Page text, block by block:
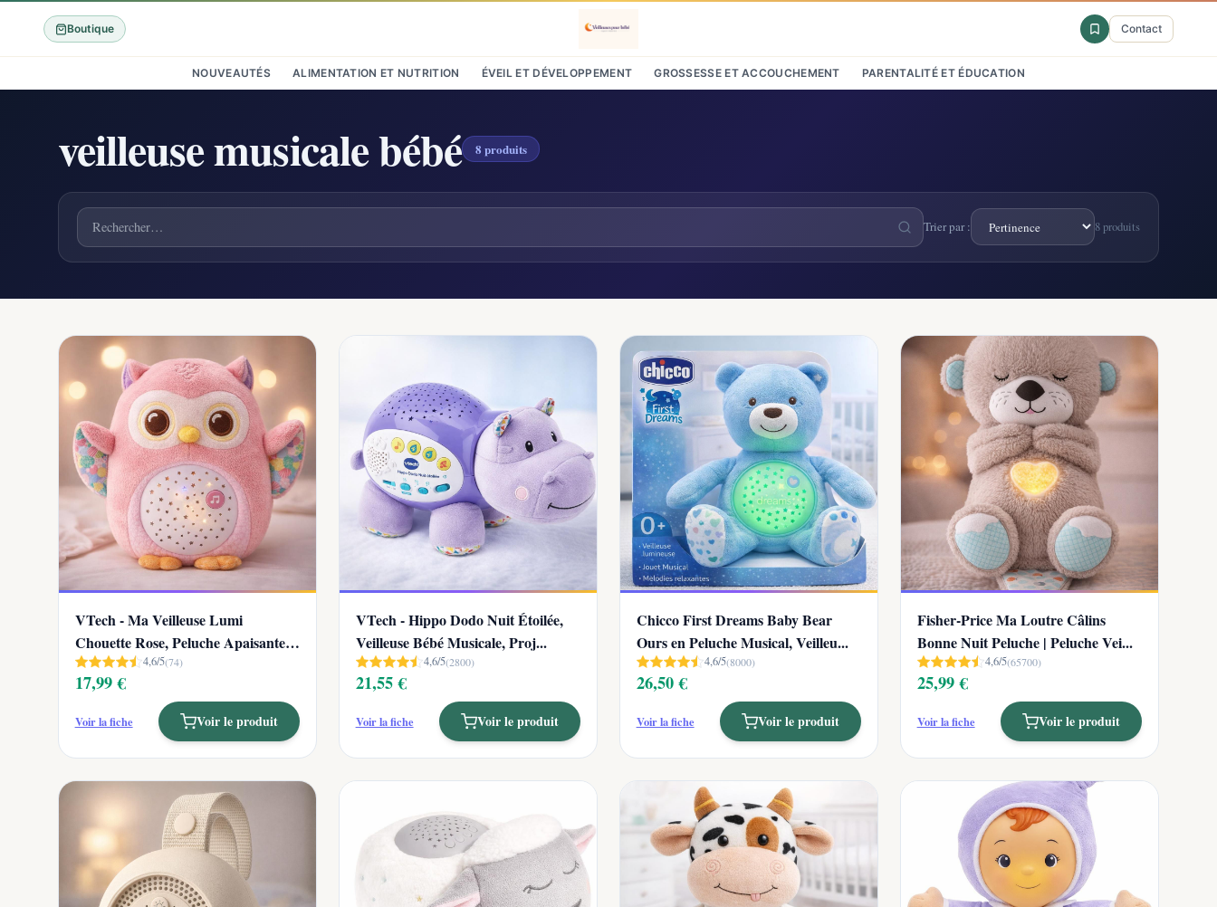
Boutique Contact
NOUVEAUTÉS ALIMENTATION ET NUTRITION ÉVEIL ET DÉVELOPPEMENT GROSSESSE ET ACCOUCHEMENT PARENTALITÉ ET ÉDUCATION
veilleuse musicale bébé 8 produits
Rechercher un produit
Trier par : 8 produits
VTech - Ma Veilleuse Lumi
Chouette Rose, Peluche Apaisante,
Ve...
4,6/5(74)
17,99 €
Voir la fiche Voir le produit
VTech - Hippo Dodo Nuit Étoilée,
Veilleuse Bébé Musicale, Proj...
4,6/5(2800)
21,55 €
Voir la fiche Voir le produit
Chicco First Dreams Baby Bear
Ours en Peluche Musical, Veilleu...
4,6/5(8000)
26,50 €
Voir la fiche Voir le produit
Fisher-Price Ma Loutre Câlins
Bonne Nuit Peluche | Peluche Vei...
4,6/5(65700)
25,99 €
Voir la fiche Voir le produit